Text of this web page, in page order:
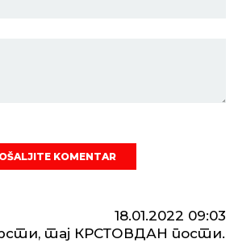
KOMENTAR
18.01.2022 09:03
тај КРСТОВДАН пости.